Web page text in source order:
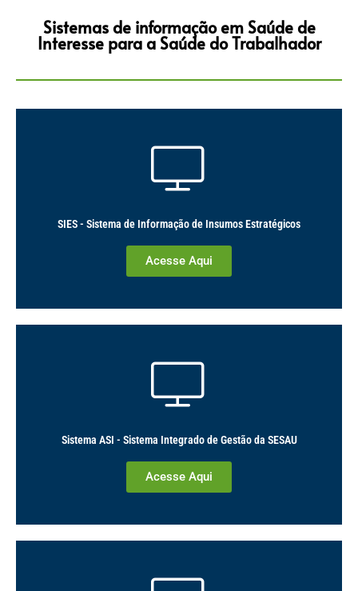
Sistemas de informação em Saúde de
Interesse para a Saúde do Trabalhador
SIES - Sistema de Informação de Insumos Estratégicos
Acesse Aqui
Sistema ASI - Sistema Integrado de Gestão da SESAU
Acesse Aqui